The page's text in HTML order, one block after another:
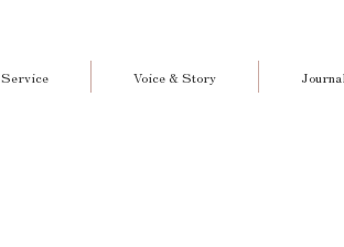
Service Voice & Story Journal